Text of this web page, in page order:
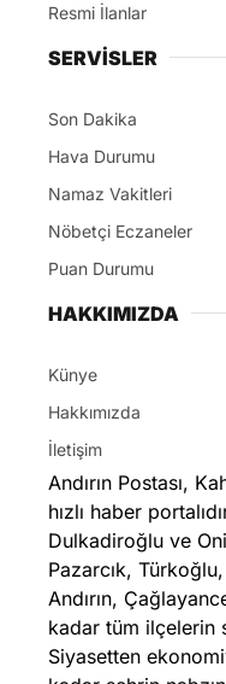
Resmi İlanlar
SERVİSLER
Son Dakika
Hava Durumu
Namaz Vakitleri
Nöbetçi Eczaneler
Puan Durumu
HAKKIMIZDA
Künye
Hakkımızda
İletişim
Andırın Postası,
hızlı haber
Dulkadiroğlu ve
Pazarcık,
Andırın,
kadar tüm ilçelerin
Siyasetten